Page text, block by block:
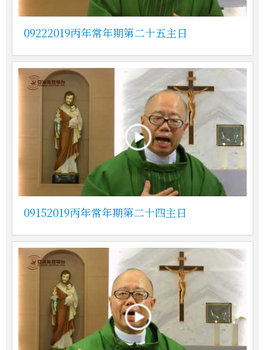
09222019丙年常年期第二十五主日
09152019丙年常年期第二十四主日